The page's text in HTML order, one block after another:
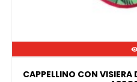
CAPPELLINO CON VISIERA